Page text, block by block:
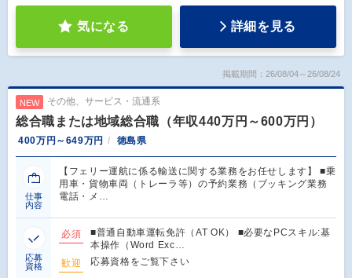
気になる 詳細を見る
掲載期間：26/08/04～26/08/24
NEW その他、サービス・流通系
総合職または地域総合職（年収440万円～600万円）
400万円～649万円 徳島県
仕事
内容
【フェリー運航に係る輸送に関する業務をお任せします】 ■乗
用車・貨物車両（トレーラ等）の予約業務（ブッキング業務
電話・メ…
応募
資格
必須
■普通自動車運転免許（AT OK） ■必要なPCスキル:基
本操作（Word Exc…
歓迎
応募資格をご覧下さい